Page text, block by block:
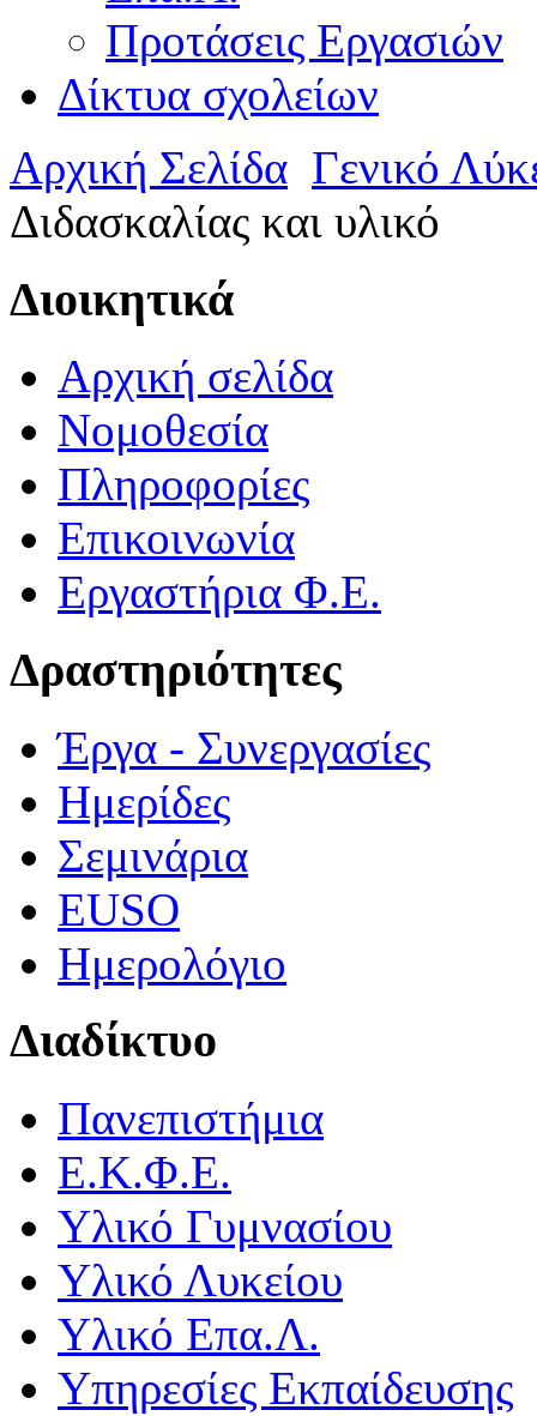
Προτάσεις Εργασιών
Δίκτυα σχολείων
Αρχική Σελίδα Γενικό
Διδασκαλίας και υλικό
Διοικητικά
Αρχική σελίδα
Νομοθεσία
Πληροφορίες
Επικοινωνία
Εργαστήρια Φ.Ε.
Δραστηριότητες
Έργα - Συνεργασίες
Ημερίδες
Σεμινάρια
EUSO
Ημερολόγιο
Διαδίκτυο
Πανεπιστήμια
Ε.Κ.Φ.Ε.
Υλικό Γυμνασίου
Υλικό Λυκείου
Υλικό Επα.Λ.
Υπηρεσίες Εκπαίδευσης